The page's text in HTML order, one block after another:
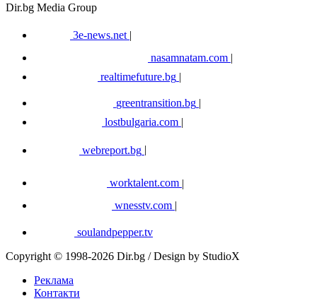
Dir.bg Media Group
3e-news.net |
nasamnatam.com |
realtimefuture.bg |
greentransition.bg |
lostbulgaria.com |
webreport.bg
worktalent.com |
wnesstv.com |
soulandpepper.tv
Copyright © 1998-2026 Dir.bg / Design by StudioX
Реклама
Контакти